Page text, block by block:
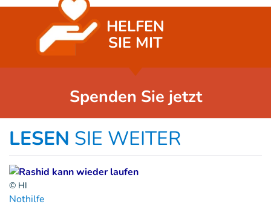
HELFEN
SIE MIT
Spenden Sie jetzt
LESEN SIE WEITER
© HI
Nothilfe